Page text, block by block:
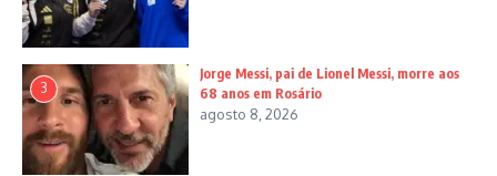
3
Jorge Messi, pai de Lionel Messi, morre aos
68 anos em Rosário
agosto 8, 2026